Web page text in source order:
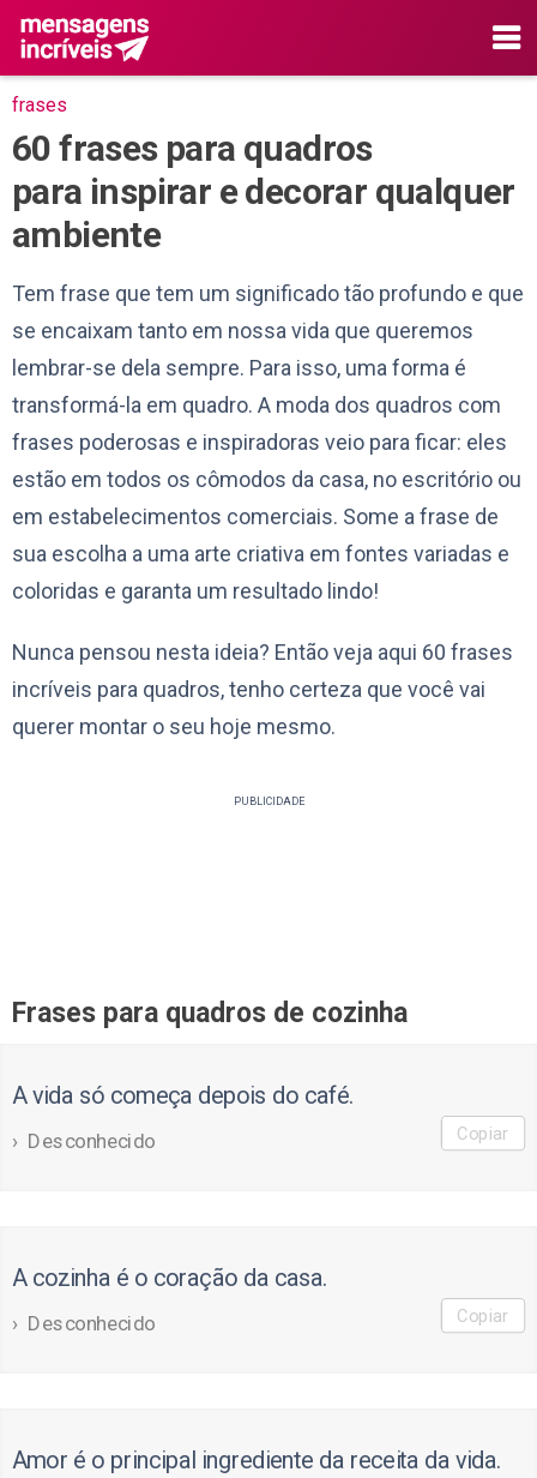
frases
60 frases para quadros
para inspirar e decorar qualquer
ambiente
Tem frase que tem um significado tão profundo e que
se encaixam tanto em nossa vida que queremos
lembrar-se dela sempre. Para isso, uma forma é
transformá-la em quadro. A moda dos quadros com
frases poderosas e inspiradoras veio para ficar: eles
estão em todos os cômodos da casa, no escritório ou
em estabelecimentos comerciais. Some a frase de
sua escolha a uma arte criativa em fontes variadas e
coloridas e garanta um resultado lindo!
Nunca pensou nesta ideia? Então veja aqui 60 frases
incríveis para quadros, tenho certeza que você vai
querer montar o seu hoje mesmo.
PUBLICIDADE
Frases para quadros de cozinha
A vida só começa depois do café.
Desconhecido Copiar
A cozinha é o coração da casa.
Desconhecido Copiar
Amor é o principal ingrediente da receita da vida.